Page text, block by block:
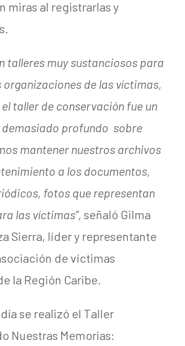
miras al registrarlas y
talleres muy sustanciosos para
organizaciones de las víctimas,
taller de conservación fue un
profundo sobre
mantener nuestros archivos
a los documentos,
fotos que representan
las víctimas”, señaló Gilma
Sierra, líder y representante
de víctimas
la Región Caribe.
se realizó el Taller
Nuestras Memorias: